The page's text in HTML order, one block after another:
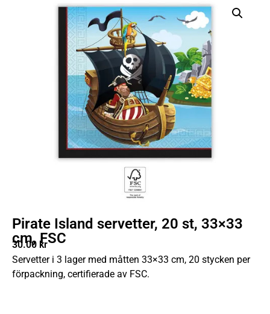
Pirate Island servetter, 20 st, 33×33
cm, FSC
30.00 kr
Servetter i 3 lager med måtten 33×33 cm, 20 stycken per
förpackning, certifierade av FSC.